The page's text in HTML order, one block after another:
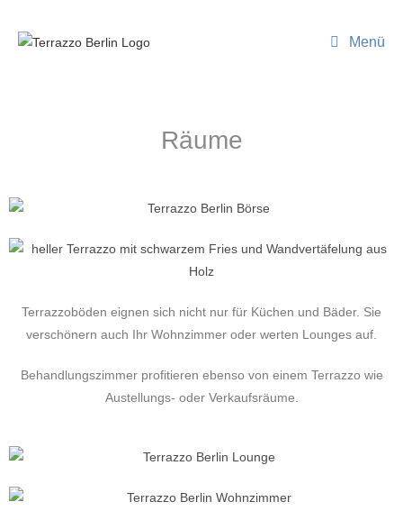
Menü
Räume
Terrazzoböden eignen sich nicht nur für Küchen und Bäder. Sie
verschönern auch Ihr Wohnzimmer oder werten Lounges auf.
Behandlungszimmer profitieren ebenso von einem Terrazzo wie
Austellungs- oder Verkaufsräume.